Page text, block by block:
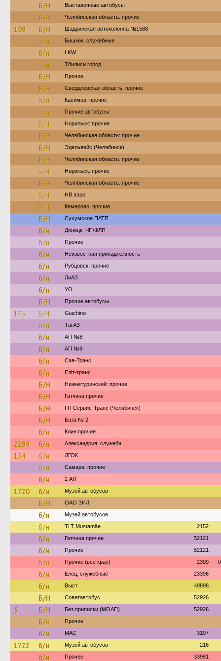
Б/Н Выставочные автобусы
Б/Н Челябинская область: прочие
109 Б/Н Шадринская автоколонна №1588
б/н Бишкек, служебные
б/н LKW
б/н Тбилиси город
Б/Н Прочие
Б/Н Свердловская область: прочие
б/н Касимов, прочие
б/н Прочие автобусы
Б/Н Норильск: прочие
Б/Н Челябинская область: прочие
Б/Н Эдельвейс (Челябинск)
Б/Н Челябинская область: прочие
Б/Н Норильск: прочие
Б/Н Челябинская область: прочие
Б/Н НВ аэро
Б/Н Кемерово, прочие
Б/Н Сухумское ПАТП
б/н Донецк, ЧП/ФЛП
б/н Прочие
б/н Неизвестная принадлежность
б/н Рубцовск, прочие
б/н ЛиАЗ
б/н УО
Б/Н Прочие автобусы
175 Б/Н Giachino
б/н ТагАЗ
б/н АП №8
б/н АП №8
б/н Сав-Транс
б/н Еліт-транс
Б/Н Нижнетуринский: прочие
Б/Н Гатчина прочие
Б/Н ГП Сервис-Транс (Челябинск)
Б/Н База № 2
б/н Клин прочие
2289 б/н Александрия, служебн
154 б/н ЛГОК
б/н Самара: прочие
б/н 2 АП
1720 б/н Музей автобусов
Б/Н ОАО ЗИЛ
б/н Музей автобусов
б/н TLT Mustamäe 2152
б/н Гатчина прочие B2121
б/н Прочие B2121
б/н Прочие (все края) 2309
б/н Елец, служебные 23396
б/н Выст 49898
Б/Н Советавтобус 52926
5 Б/Н Без приписки (МОАП) 52926
Б/н Прочие
б/н МАС 3107
1722 б/н Музей автобусов 216
б/н Прочее 33981